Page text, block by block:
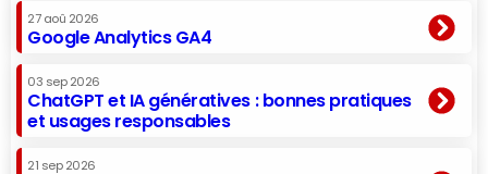
27 aoû 2026
Google Analytics GA4
03 sep 2026
ChatGPT et IA génératives : bonnes pratiques
et usages responsables
21 sep 2026